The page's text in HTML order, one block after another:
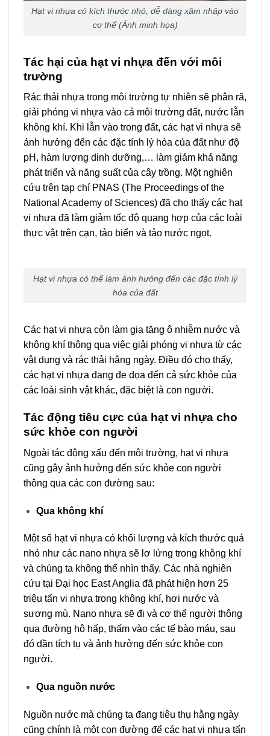
Hạt vi nhựa có kích thước nhỏ, dễ dàng xâm nhập vào
cơ thể (Ảnh minh họa)
Tác hại của hạt vi nhựa đến với môi
trường
Rác thải nhựa trong môi trường tự nhiên sẽ phân rã,
giải phóng vi nhựa vào cả môi trường đất, nước lẫn
không khí. Khi lẫn vào trong đất, các hạt vi nhựa sẽ
ảnh hưởng đến các đặc tính lý hóa của đất như độ
pH, hàm lượng dinh dưỡng,… làm giảm khả năng
phát triển và năng suất của cây trồng. Một nghiên
cứu trên tạp chí PNAS (The Proceedings of the
National Academy of Sciences) đã cho thấy các hạt
vi nhựa đã làm giảm tốc độ quang hợp của các loài
thực vật trên cạn, tảo biển và tảo nước ngọt.
Hạt vi nhựa có thể làm ảnh hưởng đến các đặc tính lý
hóa của đất
Các hạt vi nhựa còn làm gia tăng ô nhiễm nước và
không khí thông qua việc giải phóng vi nhựa từ các
vật dụng và rác thải hằng ngày. Điều đó cho thấy,
các hạt vi nhựa đang đe dọa đến cả sức khỏe của
các loài sinh vật khác, đặc biệt là con người.
Tác động tiêu cực của hạt vi nhựa cho
sức khỏe con người
Ngoài tác động xấu đến môi trường, hạt vi nhựa
cũng gây ảnh hưởng đến sức khỏe con người
thông qua các con đường sau:
Qua không khí
Một số hạt vi nhựa có khối lượng và kích thước quá
nhỏ như các nano nhựa sẽ lơ lửng trong không khí
và chúng ta không thể nhìn thấy. Các nhà nghiên
cứu tại Đại học East Anglia đã phát hiện hơn 25
triệu tấn vi nhựa trong không khí, hơi nước và
sương mù. Nano nhựa sẽ đi và cơ thể người thông
qua đường hô hấp, thấm vào các tế bào máu, sau
đó dần tích tụ và ảnh hưởng đến sức khỏe con
người.
Qua nguồn nước
Nguồn nước mà chúng ta đang tiêu thụ hằng ngày
cũng chính là một con đường để các hạt vi nhựa tấn